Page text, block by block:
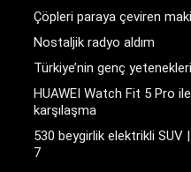
Çöpleri paraya çeviren
Nostaljik radyo aldım
Türkiye’nin genç yetenekleri
HUAWEI Watch Fit 5 Pro
karşılaşma
530 beygirlik elektrikli SUV
7